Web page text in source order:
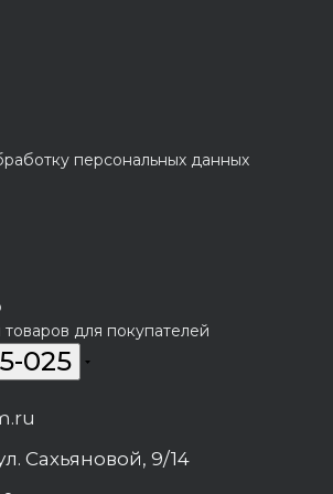
персональных данных
для покупателей
025
Сахьяновой, 9/14